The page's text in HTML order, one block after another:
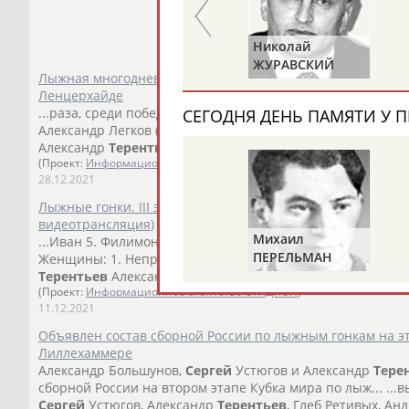
Лыжная многодневка "Тур де Ски" стартует сегодня в
Ленцерхайде
...раза, среди победителей были Большунов (2019/20,
Александр Легков (2012/13).... ...Иван Якимушкин, Денис
Александр Терентьев , Илья Семиков, Андрей
(Проект: Информационное агентство СТАДИОН)
28.12.2021
Лыжные гонки. III этап Кубка мира 2021/22. Давос
видеотрансляция)
...Иван 5. Филимонов Денис 6. Мальцев Артём 7. Устюгов
Женщины: 1. Непряева Наталья... ...этап: Мужчины: 1.
Терентьев Александр 3. Ретивых Глеб 4. Якимушкин
(Проект: Информационное агентство СТАДИОН)
11.12.2021
Объявлен состав сборной России по лыжным гонкам на
Лиллехаммере
Александр Большунов, Сергей Устюгов и Александр
сборной России на втором этапе Кубка мира по лыж...
Сергей Устюгов, Александр Терентьев, Глеб Ретивых,
(САЛИМОВА)
Николай
ЖУРАВСКИЙ
СЕГОДНЯ ДЕНЬ ПАМЯТИ У
Михаил
ПЕРЕЛЬМАН
(ПЕРЛЬМАН)